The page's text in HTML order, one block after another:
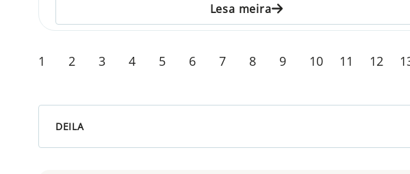
Lesa meira
1 2 3 4 5 6 7 8 9 10 11 12
DEILA